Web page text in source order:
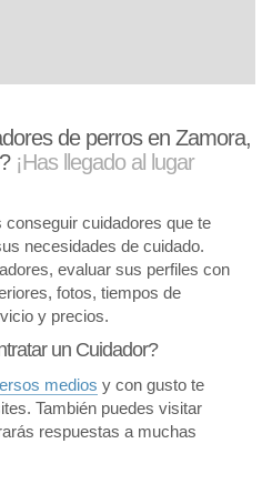
de perros en Zamora,
¡Has llegado al lugar
cuidadores que te
necesidades de cuidado.
evaluar sus perfiles con
fotos, tiempos de
y precios.
un Cuidador?
medios y con gusto te
También puedes visitar
respuestas a muchas